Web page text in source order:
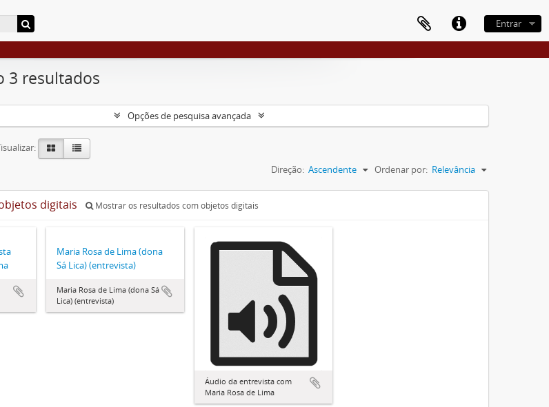
Entrar
3 resultados
Opções de pesquisa avançada
Ordenar por: Relevância
Direção: Ascendente
digitais Mostrar os resultados com objetos digitais
Maria Rosa de Lima (dona
Sá Lica) (entrevista)
Maria Rosa de Lima (dona Sá
Lica) (entrevista)
Áudio da entrevista com
Maria Rosa de Lima